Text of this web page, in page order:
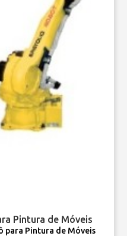
Pintura de Móveis
para Pintura de Móveis